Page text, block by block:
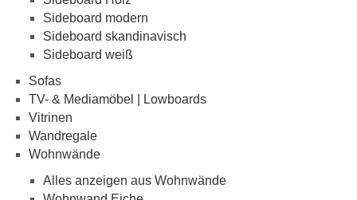
Sideboard modern
Sideboard skandinavisch
Sideboard weiß
Sofas
TV- & Mediamöbel | Lowboards
Vitrinen
Wandregale
Wohnwände
Alles anzeigen aus Wohnwände